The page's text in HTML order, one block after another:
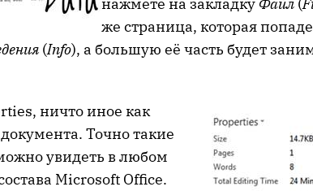
же страница, которая
(Info), а большую её часть будет
ничто иное как
Точно такие
увидеть в любом
Microsoft Office.